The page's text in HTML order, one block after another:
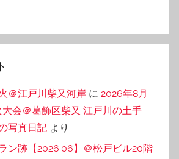
＠江戸川柴又河岸 に 2026年8月
会＠葛飾区柴又 江戸川の土手 –
写真日記 より
ン跡【2026.06】＠松戸ビル20階